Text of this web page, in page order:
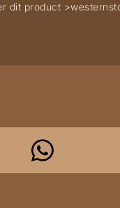
dit product >